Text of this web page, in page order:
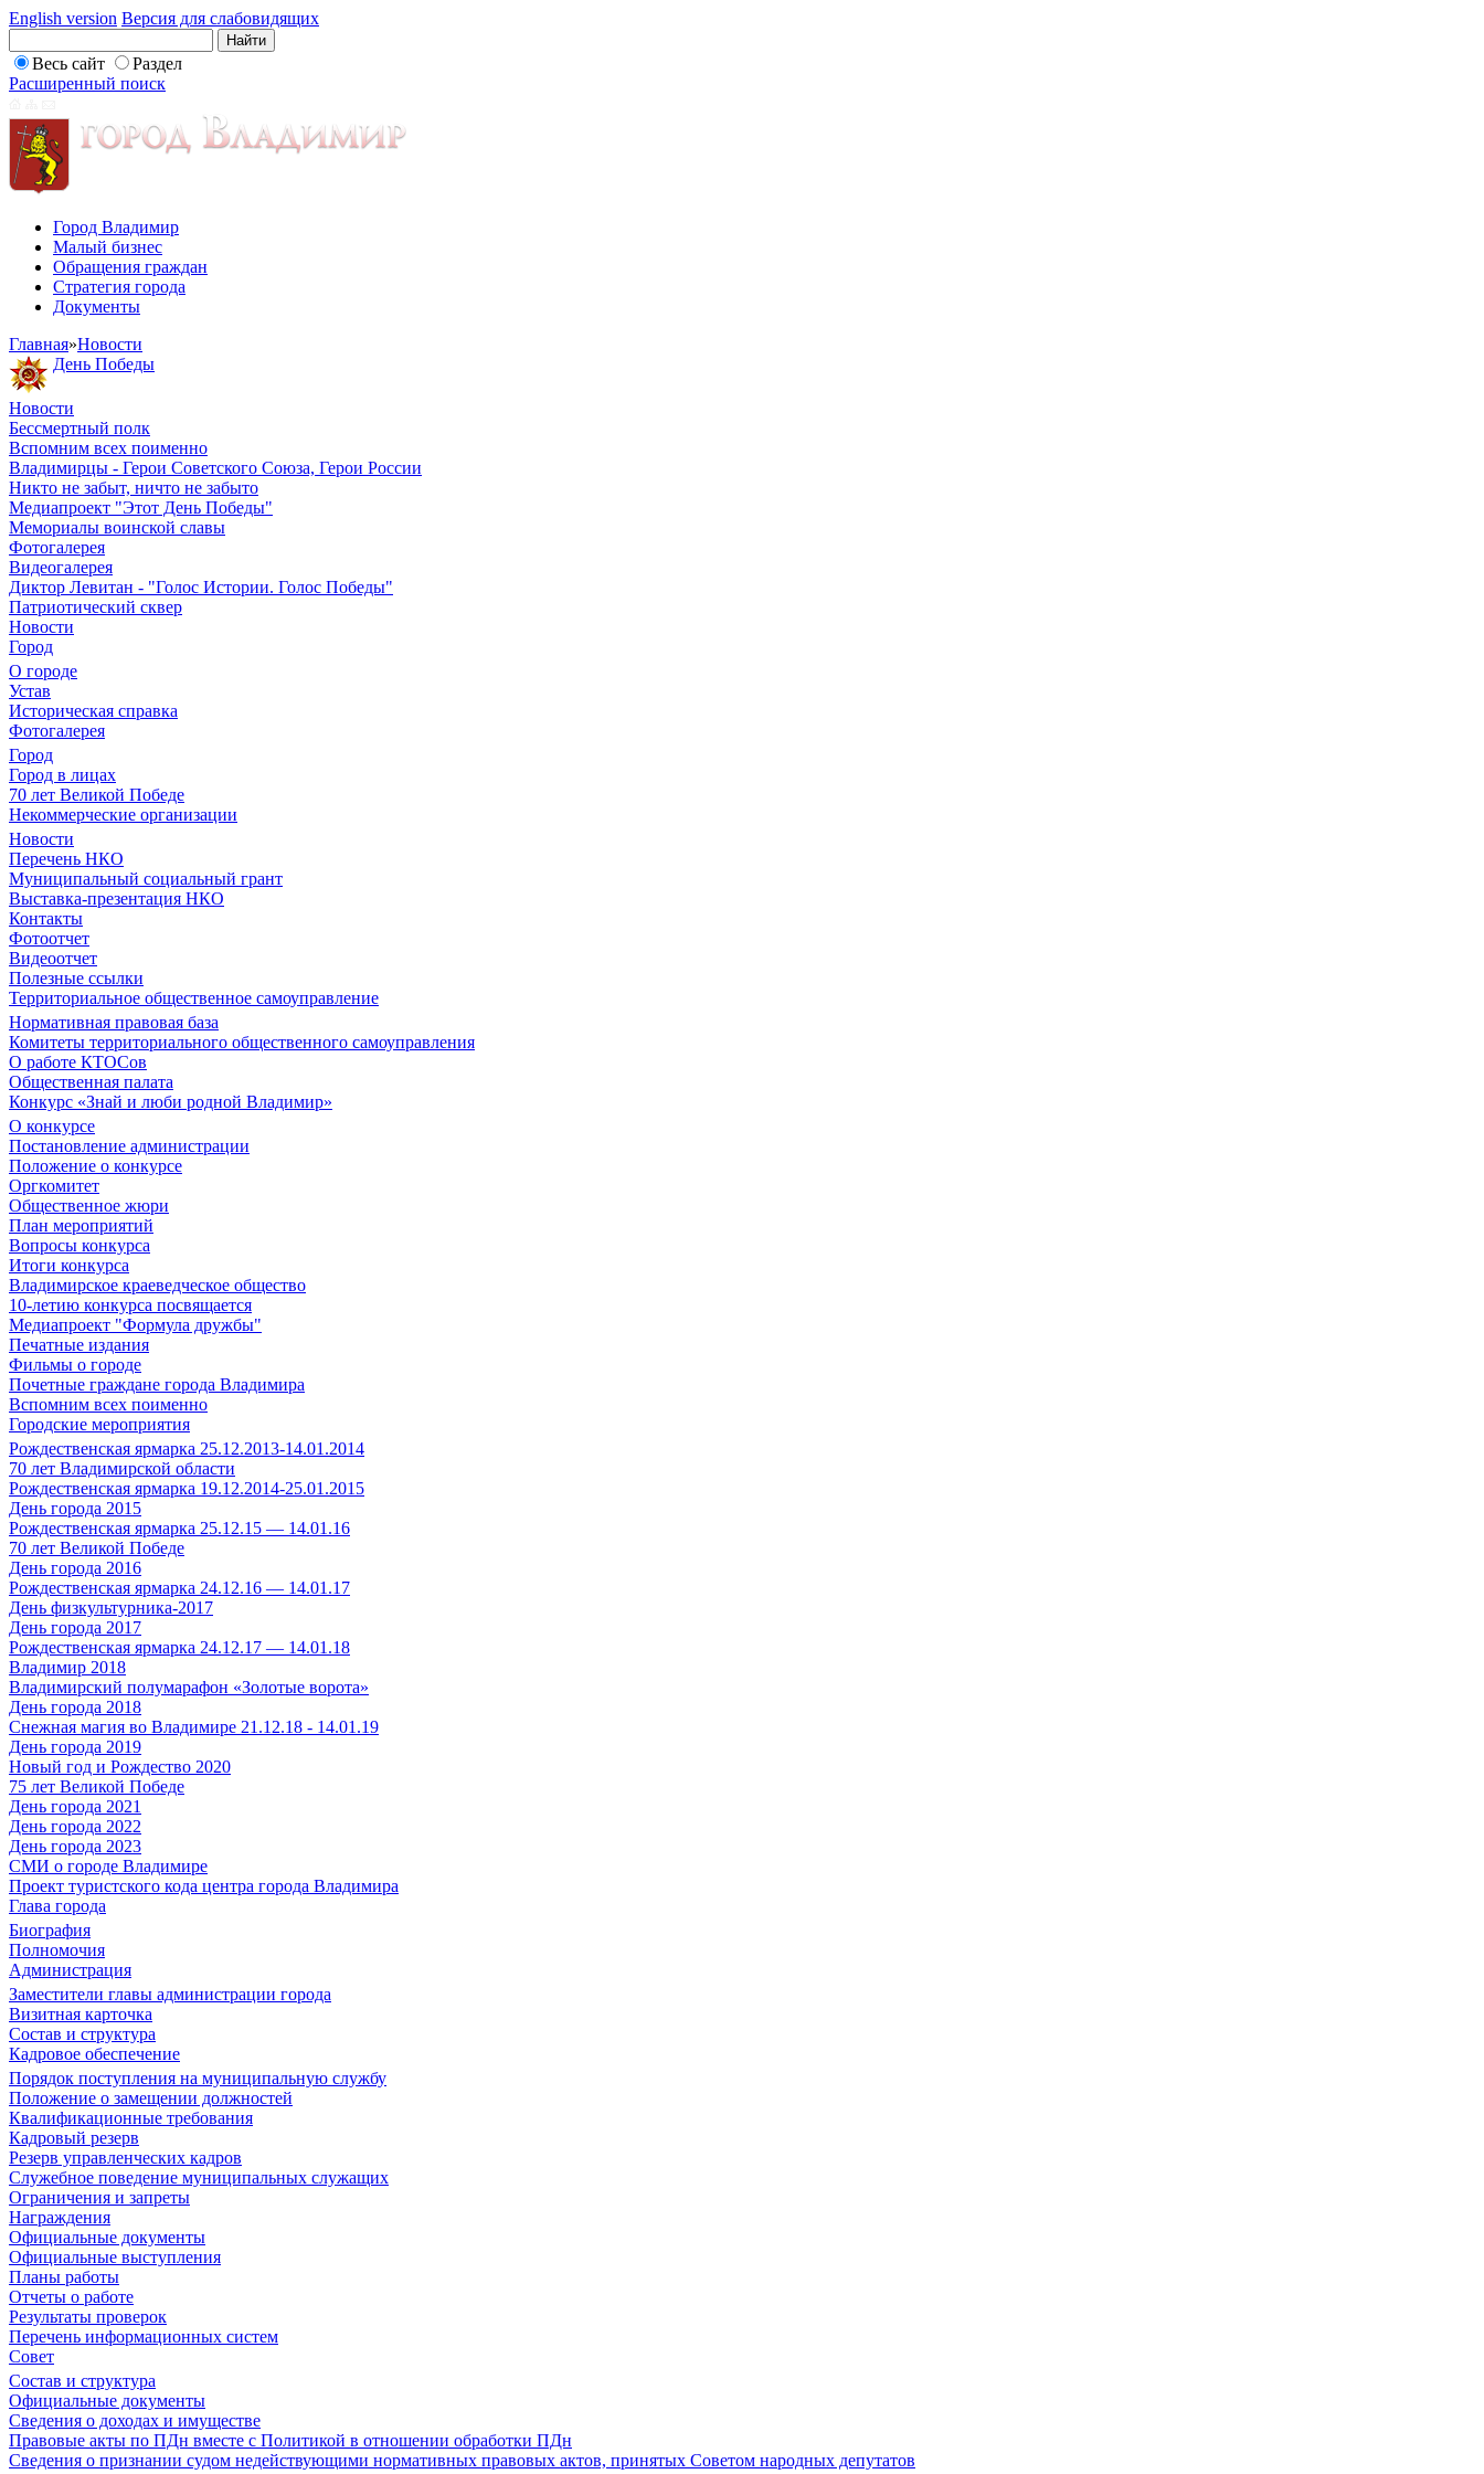
English version Версия для слабовидящих
Весь сайт
Раздел
Расширенный поиск
Город Владимир
Малый бизнес
Обращения граждан
Стратегия города
Документы
Главная»Новости
День Победы
Новости
Бессмертный полк
Вспомним всех поименно
Владимирцы - Герои Советского Союза, Герои России
Никто не забыт, ничто не забыто
Медиапроект "Этот День Победы"
Мемориалы воинской славы
Фотогалерея
Видеогалерея
Диктор Левитан - "Голос Истории. Голос Победы"
Патриотический сквер
Новости
Город
О городе
Устав
Историческая справка
Фотогалерея
Город
Город в лицах
70 лет Великой Победе
Некоммерческие организации
Новости
Перечень НКО
Муниципальный социальный грант
Выставка-презентация НКО
Контакты
Фотоотчет
Видеоотчет
Полезные ссылки
Территориальное общественное самоуправление
Нормативная правовая база
Комитеты территориального общественного самоуправления
О работе КТОСов
Общественная палата
Конкурс «Знай и люби родной Владимир»
О конкурсе
Постановление администрации
Положение о конкурсе
Оргкомитет
Общественное жюри
План мероприятий
Вопросы конкурса
Итоги конкурса
Владимирское краеведческое общество
10-летию конкурса посвящается
Медиапроект "Формула дружбы"
Печатные издания
Фильмы о городе
Почетные граждане города Владимира
Вспомним всех поименно
Городские мероприятия
Рождественская ярмарка 25.12.2013-14.01.2014
70 лет Владимирской области
Рождественская ярмарка 19.12.2014-25.01.2015
День города 2015
Рождественская ярмарка 25.12.15 — 14.01.16
70 лет Великой Победе
День города 2016
Рождественская ярмарка 24.12.16 — 14.01.17
День физкультурника-2017
День города 2017
Рождественская ярмарка 24.12.17 — 14.01.18
Владимир 2018
Владимирский полумарафон «Золотые ворота»
День города 2018
Снежная магия во Владимире 21.12.18 - 14.01.19
День города 2019
Новый год и Рождество 2020
75 лет Великой Победе
День города 2021
День города 2022
День города 2023
СМИ о городе Владимире
Проект туристского кода центра города Владимира
Глава города
Биография
Полномочия
Администрация
Заместители главы администрации города
Визитная карточка
Состав и структура
Кадровое обеспечение
Порядок поступления на муниципальную службу
Положение о замещении должностей
Квалификационные требования
Кадровый резерв
Резерв управленческих кадров
Служебное поведение муниципальных служащих
Ограничения и запреты
Награждения
Официальные документы
Официальные выступления
Планы работы
Отчеты о работе
Результаты проверок
Перечень информационных систем
Совет
Состав и структура
Официальные документы
Сведения о доходах и имуществе
Правовые акты по ПДн вместе с Политикой в отношении обработки ПДн
Сведения о признании судом недействующими нормативных правовых актов, принятых Советом народных депутатов